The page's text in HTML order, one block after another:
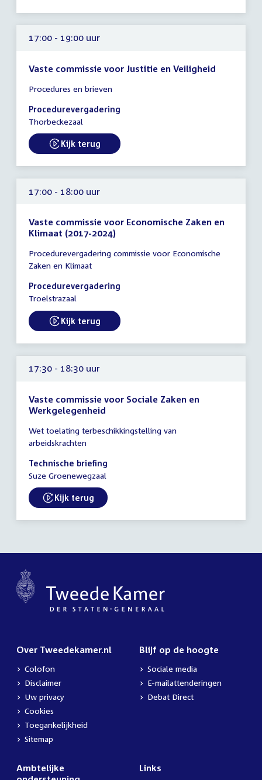
17:00 - 19:00 uur
Vaste commissie voor Justitie en Veiligheid
vergadering
17:00
-
uur
Procedures en brieven
Procedurevergadering
Thorbeckezaal
External link:
Kijk terug
17:00 - 18:00 uur
Vaste commissie voor Economische Zaken en
Klimaat (2017-2024)
vergadering
17:00
-
18:00
Procedurevergadering commissie voor Economische
Zaken en Klimaat
Procedurevergadering
Troelstrazaal
External link:
Kijk terug
17:30 - 18:30 uur
Vaste commissie voor Sociale Zaken en
Werkgelegenheid
vergadering
17:30
-
18:30
Wet toelating terbeschikkingstelling van
arbeidskrachten
Technische briefing
Suze Groenewegzaal
External link:
Kijk terug
Over Tweedekamer.nl
Colofon
Disclaimer
Uw privacy
Cookies
Toegankelijkheid
Sitemap
Blijf op de hoogte
Sociale media
E-mailattenderingen
Debat Direct
Ambtelijke
Links